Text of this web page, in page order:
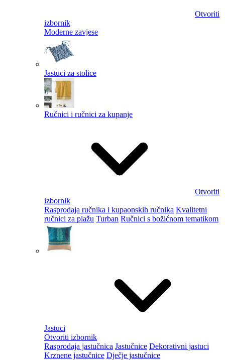
Otvoriti
izbornik
Moderne zavjese
Jastuci za stolice
Ručnici i ručnici za kupanje
Otvoriti
izbornik
Rasprodaja ručnika i kupaonskih ručnika Kvalitetni
ručnici za plažu Turban Ručnici s božićnom tematikom
Jastuci
Otvoriti izbornik
Rasprodaja jastučnica Jastučnice Dekorativni jastuci
Krznene jastučnice Dječje jastučnice